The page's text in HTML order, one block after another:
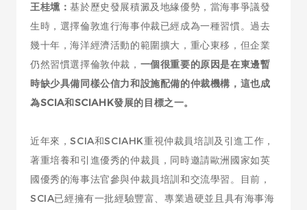
王桂壎：基於歷史發展積澱及地緣優勢，當海事爭議發
生時，選擇倫敦進行海事仲裁已經成為一種習慣。過去
幾十年，海洋經濟活動的範圍擴大，重心東移，但企業
仍然習慣選擇倫敦仲裁， 一個很重要的原因是在東邊暫
時缺少具備同樣公信力和設施配備的仲裁機構，這也成
為SCIA和SCIAHK發展的目標之一。
近年來，SCIA和SCIAHK重視仲裁員培訓及引進工作，
著重培養和引進優秀的仲裁員，同時邀請歐洲國家如英
國優秀的海事法官參與仲裁員培訓和交流學習。目前，
SCIA已經擁有一批經驗豐富、專業過硬並且具有海事海